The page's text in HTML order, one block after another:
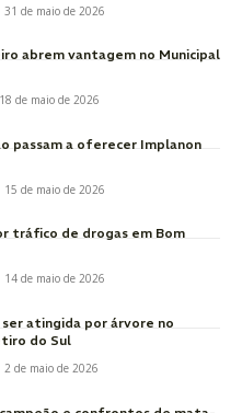
31 de maio de 2026
abrem vantagem no Municipal
18 de maio de 2026
passam a oferecer Implanon
15 de maio de 2026
tráfico de drogas em Bom
14 de maio de 2026
atingida por árvore no
do Sul
2 de maio de 2026